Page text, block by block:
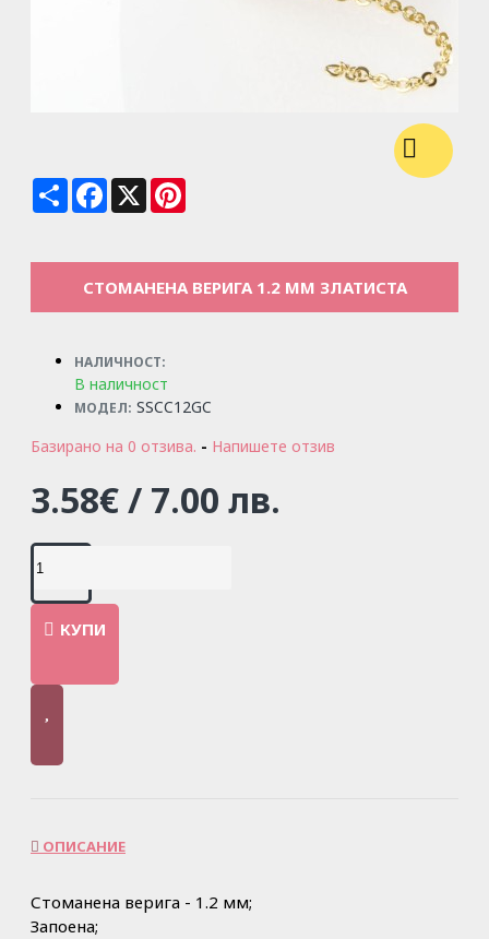
Share Facebook
X
СТОМАНЕНА ВЕРИГА 1.2 ММ ЗЛАТИСТА
НАЛИЧНОСТ:
В наличност
МОДЕЛ: SSCC12GC
Базирано на 0 отзива. - Напишете отзив
3.58€ / 7.00 лв.
КУПИ
ОПИСАНИЕ
Стоманена верига - 1.2 мм;
Запоена;